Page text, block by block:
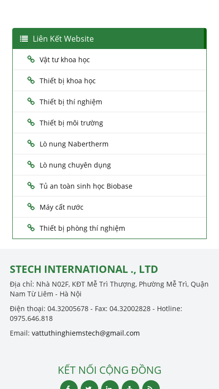
Liên Kết Website
Vật tư khoa học
Thiết bị khoa học
Thiết bị thí nghiệm
Thiết bị môi trường
Lò nung Nabertherm
Lò nung chuyên dụng
Tủ an toàn sinh học Biobase
Máy cất nước
Thiết bị phòng thí nghiệm
STECH INTERNATIONAL ., LTD
Địa chỉ: Nhà N02F, KĐT Mễ Trì Thượng, Phường Mễ Trì, Quận
Nam Từ Liêm - Hà Nội
Điện thoại: 04.32005678 - Fax: 04.32002828 - Hotline:
0975.646.818
Email: vattuthinghiemstech@gmail.com
KẾT NỐI CỘNG ĐỒNG